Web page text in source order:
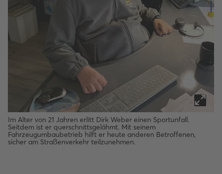
Im Alter von 21 Jahren erlitt Dirk Weber einen Sportunfall.
Seitdem ist er querschnittsgelähmt. Mit seinem
Fahrzeugumbaubetrieb hilft er heute anderen Betroffenen,
sicher am Straßenverkehr teilzunehmen.